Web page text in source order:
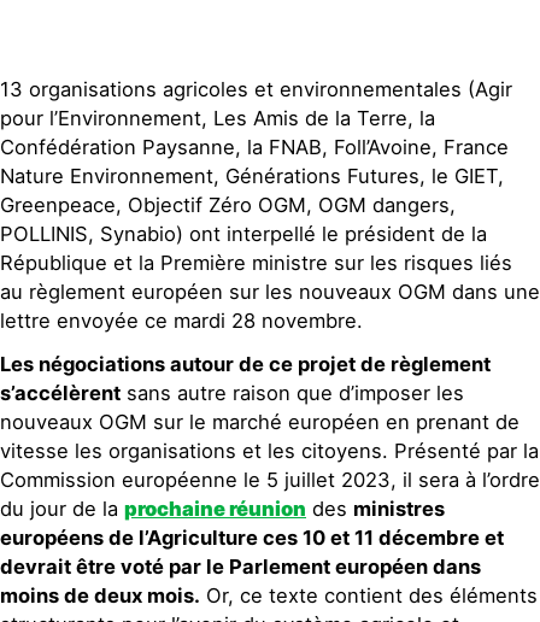
13 organisations agricoles et environnementales (Agir
pour l’Environnement, Les Amis de la Terre, la
Confédération Paysanne, la FNAB, Foll’Avoine, France
Nature Environnement, Générations Futures, le GIET,
Greenpeace, Objectif Zéro OGM, OGM dangers,
POLLINIS, Synabio) ont interpellé le président de la
République et la Première ministre sur les risques liés
au règlement européen sur les nouveaux OGM dans une
lettre envoyée ce mardi 28 novembre.
Les négociations autour de ce projet de règlement
s’accélèrent sans autre raison que d’imposer les
nouveaux OGM sur le marché européen en prenant de
vitesse les organisations et les citoyens. Présenté par la
Commission européenne le 5 juillet 2023, il sera à l’ordre
du jour de la prochaine réunion des ministres
européens de l’Agriculture ces 10 et 11 décembre et
devrait être voté par le Parlement européen dans
moins de deux mois. Or, ce texte contient des éléments